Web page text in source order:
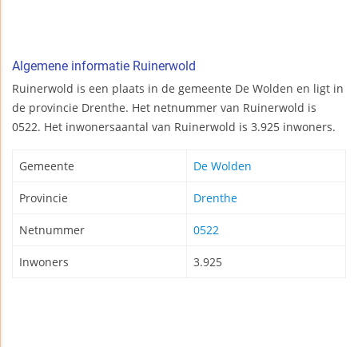
Algemene informatie Ruinerwold
Ruinerwold is een plaats in de gemeente De Wolden en ligt in
de provincie Drenthe. Het netnummer van Ruinerwold is
0522. Het inwonersaantal van Ruinerwold is 3.925 inwoners.
Gemeente De Wolden
Provincie Drenthe
Netnummer 0522
Inwoners 3.925